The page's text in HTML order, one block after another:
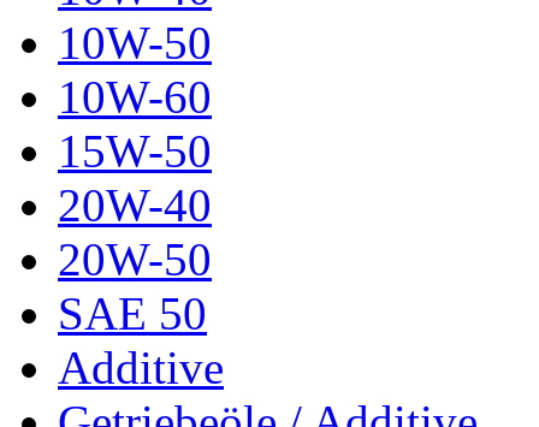
10W-50
10W-60
15W-50
20W-40
20W-50
SAE 50
Additive